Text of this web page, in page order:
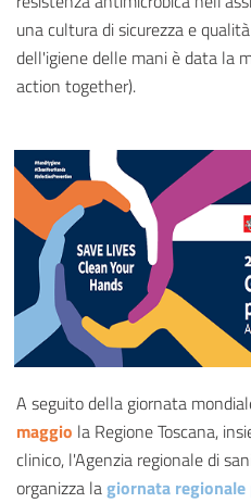
una cultura di sicurezza e
dell'igiene delle mani è data la
action together).
A seguito della giornata
maggio la Regione Toscana,
clinico, l'Agenzia regionale di
organizza lagiornata